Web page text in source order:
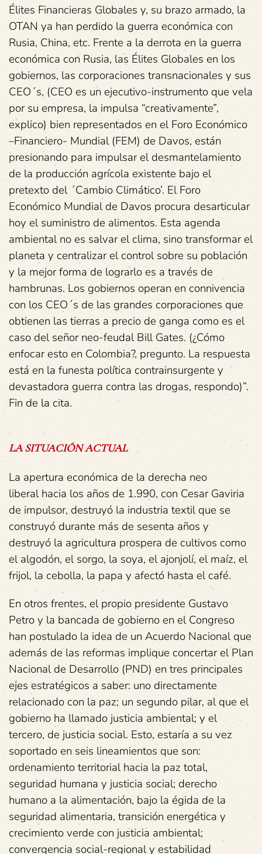
Élites Financieras Globales y, su brazo armado, la
OTAN ya han perdido la guerra económica con
Rusia, China, etc. Frente a la derrota en la guerra
económica con Rusia, las Élites Globales en los
gobiernos, las corporaciones transnacionales y sus
CEO´s, (CEO es un ejecutivo-instrumento que vela
por su empresa, la impulsa “creativamente”,
explico) bien representados en el Foro Económico
–Financiero- Mundial (FEM) de Davos, están
presionando para impulsar el desmantelamiento
de la producción agrícola existente bajo el
pretexto del ´Cambio Climático’. El Foro
Económico Mundial de Davos procura desarticular
hoy el suministro de alimentos. Esta agenda
ambiental no es salvar el clima, sino transformar el
planeta y centralizar el control sobre su población
y la mejor forma de lograrlo es a través de
hambrunas. Los gobiernos operan en connivencia
con los CEO´s de las grandes corporaciones que
obtienen las tierras a precio de ganga como es el
caso del señor neo-feudal Bill Gates. (¿Cómo
enfocar esto en Colombia?, pregunto. La respuesta
está en la funesta política contrainsurgente y
devastadora guerra contra las drogas, respondo)”.
Fin de la cita.
LASITUACIÓNACTUAL
La apertura económica de la derecha neo
liberal hacia los años de 1.990, con Cesar Gaviria
de impulsor, destruyó la industria textil que se
construyó durante más de sesenta años y
destruyó la agricultura prospera de cultivos como
el algodón, el sorgo, la soya, el ajonjolí, el maíz, el
frijol, la cebolla, la papa y afectó hasta el café.
En otros frentes, el propio presidente Gustavo
Petro y la bancada de gobierno en el Congreso
han postulado la idea de un Acuerdo Nacional que
además de las reformas implique concertar el Plan
Nacional de Desarrollo (PND) en tres principales
ejes estratégicos a saber: uno directamente
relacionado con la paz; un segundo pilar, al que el
gobierno ha llamado justicia ambiental; y el
tercero, de justicia social. Esto, estaría a su vez
soportado en seis lineamientos que son:
ordenamiento territorial hacia la paz total,
seguridad humana y justicia social; derecho
humano a la alimentación, bajo la égida de la
seguridad alimentaria, transición energética y
crecimiento verde con justicia ambiental;
convergencia social-regional y estabilidad